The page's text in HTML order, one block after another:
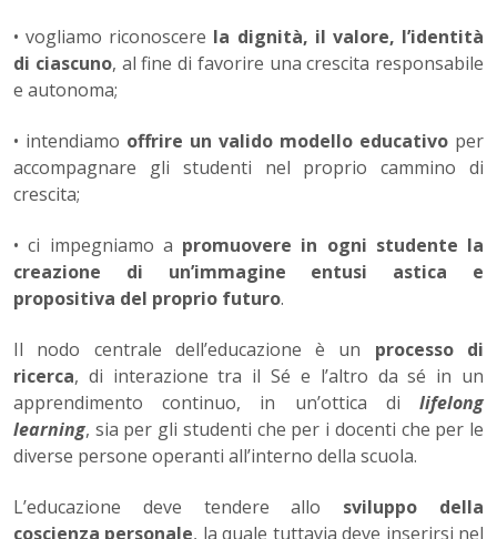
• vogliamo riconoscere la dignità, il valore, l’identità
di ciascu­no, al fine di favorire una crescita responsabile
e autonoma;
• intendiamo offrire un valido modello educativo per
accompa­gnare gli studenti nel proprio cammino di
crescita;
• ci impegniamo a promuovere in ogni studente la
creazione di un’immagine entusi astica e
propositiva del proprio futuro.
Il nodo centrale dell’educazione è un processo di
ricerca, di in­terazione tra il Sé e l’altro da sé in un
apprendimento continuo, in un’ottica di lifelong
learning, sia per gli studenti che per i docenti che per le
diverse persone operanti all’interno della scuola.
L’educazione deve tendere allo sviluppo della
coscienza perso­nale, la quale tuttavia deve inserirsi nel